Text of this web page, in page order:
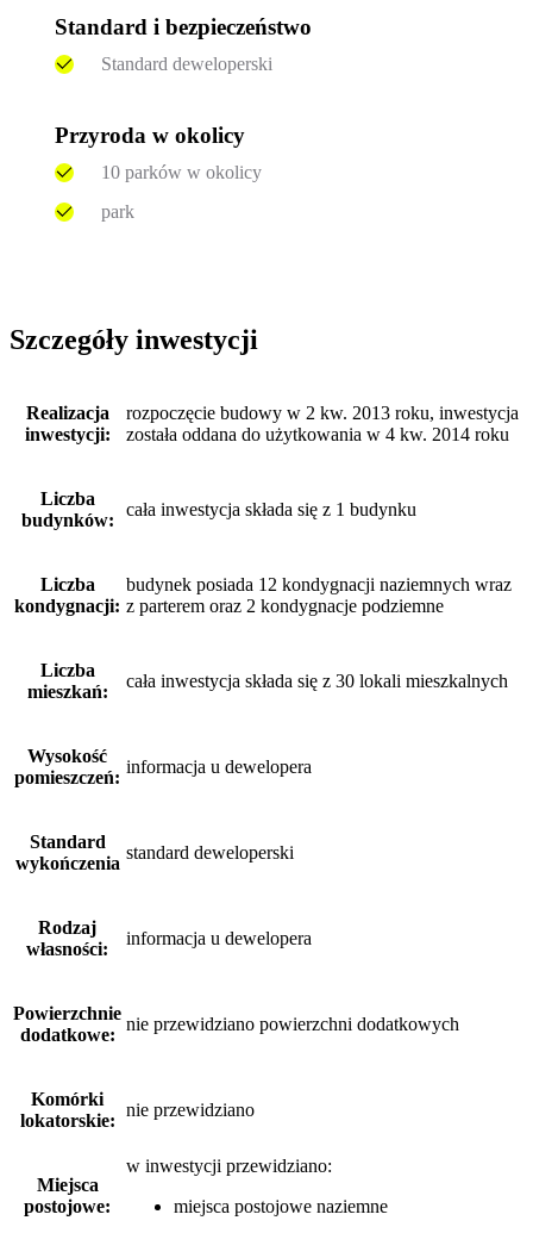
Standard i bezpieczeństwo
Standard deweloperski
Przyroda w okolicy
10 parków w okolicy
park
Szczegóły inwestycji
Realizacja
inwestycji:
rozpoczęcie budowy w 2 kw. 2013 roku, inwestycja
została oddana do użytkowania w 4 kw. 2014 roku
Liczba
budynków:
cała inwestycja składa się z 1 budynku
Liczba
kondygnacji:
budynek posiada 12 kondygnacji naziemnych wraz
z parterem oraz 2 kondygnacje podziemne
Liczba
mieszkań:
cała inwestycja składa się z 30 lokali mieszkalnych
Wysokość
pomieszczeń:
informacja u dewelopera
Standard
wykończenia
standard deweloperski
Rodzaj
własności:
informacja u dewelopera
Powierzchnie
dodatkowe:
nie przewidziano powierzchni dodatkowych
Komórki
lokatorskie:
nie przewidziano
Miejsca
postojowe:
w inwestycji przewidziano:
miejsca postojowe naziemne